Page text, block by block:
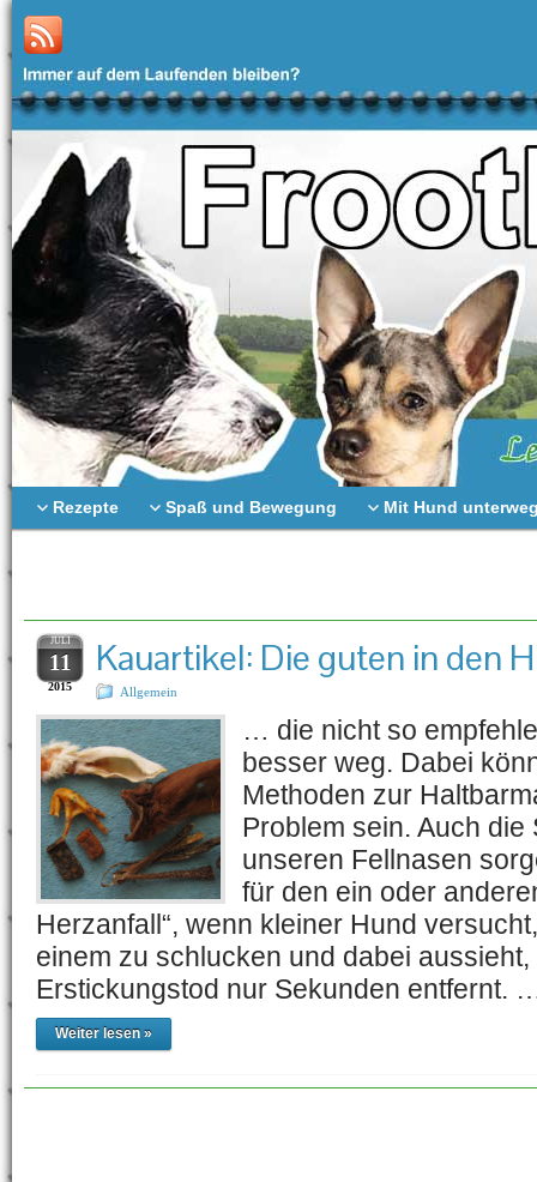
Rezepte Spaß und Bewegung Mit Hund
JULI
11
2015
Kauartikel: Die guten in den
Allgemein
… die nicht so
besser weg. Dabei
Methoden zur
Problem sein. Auch die
unseren Fellnasen
für den ein oder
Herzanfall“, wenn kleiner Hund
einem zu schlucken und dabei
Erstickungstod nur Sekunden entfernt.
Weiter lesen »